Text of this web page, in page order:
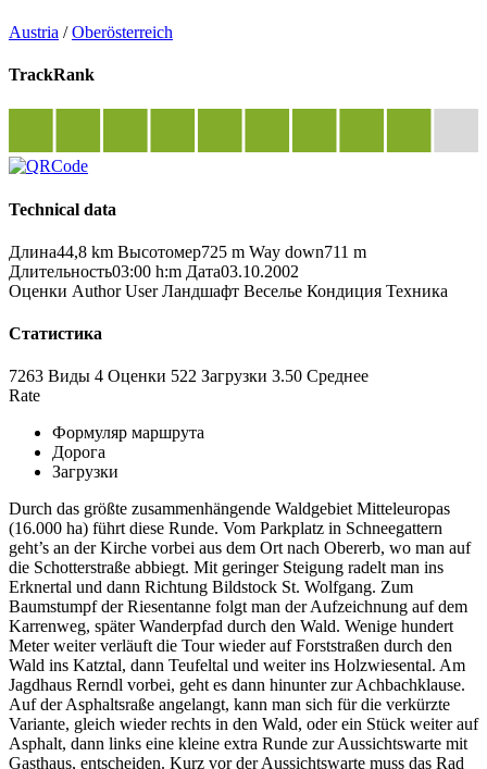
Austria /Oberösterreich
TrackRank
Technical data
Длина44,8 km Высотомер725 m Way down711 m
Длительность03:00 h:m Дата03.10.2002
Оценки Author User Ландшафт Веселье Кондиция Техника
Статистика
7263 Виды 4 Оценки 522 Загрузки 3.50 Среднее
Rate
Формуляр маршрута
Дорога
Загрузки
Durch das größte zusammenhängende Waldgebiet Mitteleuropas
(16.000 ha) führt diese Runde. Vom Parkplatz in Schneegattern
geht’s an der Kirche vorbei aus dem Ort nach Obererb, wo man auf
die Schotterstraße abbiegt. Mit geringer Steigung radelt man ins
Erknertal und dann Richtung Bildstock St. Wolfgang. Zum
Baumstumpf der Riesentanne folgt man der Aufzeichnung auf dem
Karrenweg, später Wanderpfad durch den Wald. Wenige hundert
Meter weiter verläuft die Tour wieder auf Forststraßen durch den
Wald ins Katztal, dann Teufeltal und weiter ins Holzwiesental. Am
Jagdhaus Rerndl vorbei, geht es dann hinunter zur Achbachklause.
Auf der Asphaltsraße angelangt, kann man sich für die verkürzte
Variante, gleich wieder rechts in den Wald, oder ein Stück weiter auf
Asphalt, dann links eine kleine extra Runde zur Aussichtswarte mit
Gasthaus, entscheiden. Kurz vor der Aussichtswarte muss das Rad